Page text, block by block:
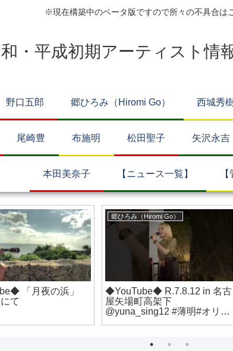
※現在構築中のベータ版ですので所々の不具合は
・平成初期アーティスト情
野口五郎 郷ひろみ（Hiromi Go） 西城秀
尾崎豊 布施明 松田聖子 矢沢永吉
本田美奈子 【ニュース一覧】
「月夜の浜」
て
郷ひろみ（Hiromi Go）
◆YouTube◆ R.7.8.12 in 名古
屋矢場町高架下
@yuna_sing12 #薄明#オリジ
#名古屋 #矢場町 #矢場とん